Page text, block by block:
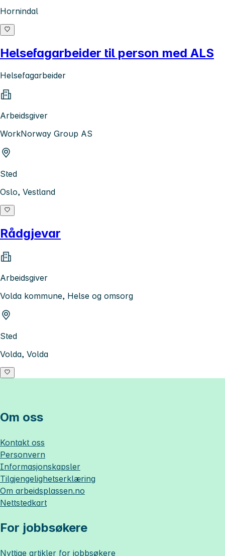
Hornindal
Helsefagarbeider til person med ALS
Helsefagarbeider
Arbeidsgiver
WorkNorway Group AS
Sted
Oslo, Vestland
Rådgjevar
Arbeidsgiver
Volda kommune, Helse og omsorg
Sted
Volda, Volda
Om oss
Kontakt oss
Personvern
Informasjonskapsler
Tilgjengelighetserklæring
Om arbeidsplassen.no
Nettstedkart
For jobbsøkere
Nyttige artikler for jobbsøkere